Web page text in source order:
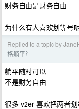
财务自由是财务自由
为什么有人喜欢划等号
Replied to a topic by
格躺平？
躺平随时可以
不是财务自由
很多 v2er 喜欢把两者划